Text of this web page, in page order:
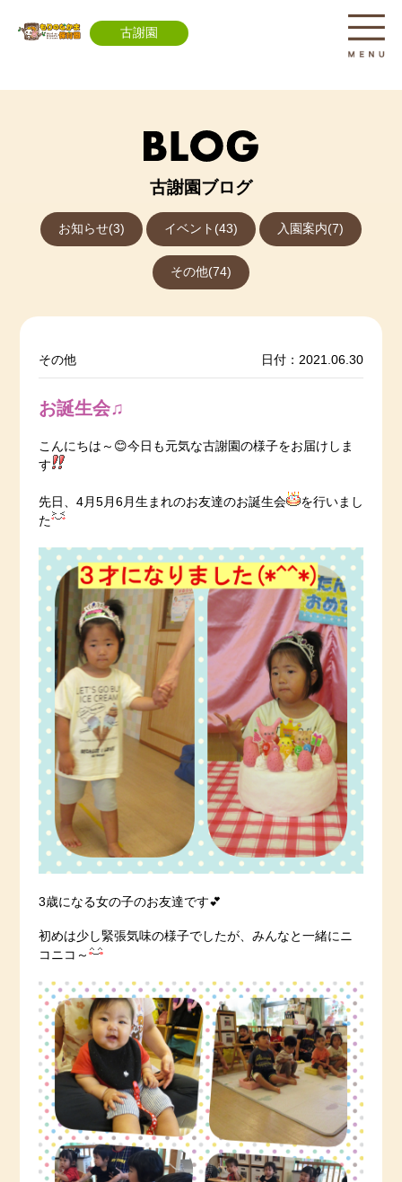
古謝園
古謝園ブログ
お知らせ(3) イベント(43) 入園案内(7)
その他(74)
その他 日付：2021.06.30
お誕生会♫
こんにちは～😊今日も元気な古謝園の様子をお届けしま
す
先日、4月5月6月生まれのお友達のお誕生会
を行いまし
た
3歳になる女の子のお友達です💕
初めは少し緊張気味の様子でしたが、みんなと一緒にニ
コニコ～